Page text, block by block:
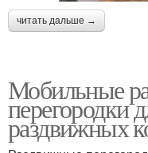
читать дальше →
Мобильные
перегородки
раздвижных